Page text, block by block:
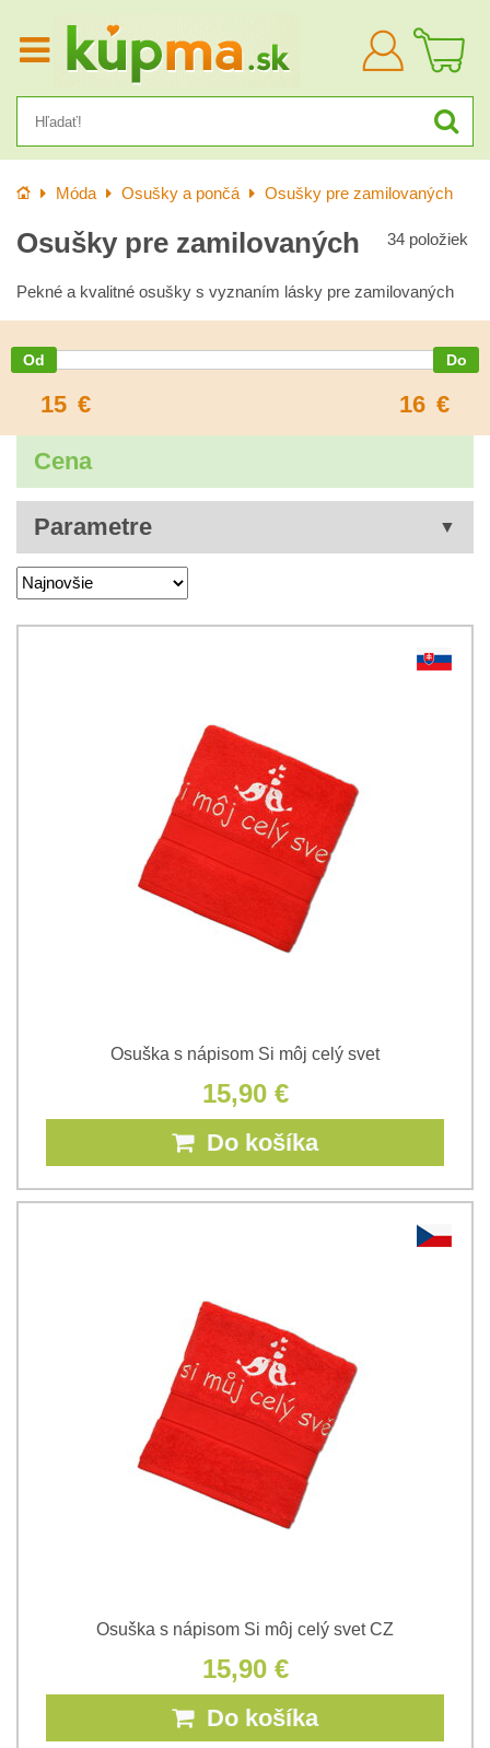
Prihlásiť
sa
Úvod Móda Osušky a pončá Osušky pre zamilovaných
Osušky pre zamilovaných 34 položiek
Pekné a kvalitné osušky s vyznaním lásky pre zamilovaných
15 € 16 €
Cena
Parametre
Osuška s nápisom Si môj celý svet
15,90 €
Do košíka
Osuška s nápisom Si môj celý svet CZ
15,90 €
Do košíka